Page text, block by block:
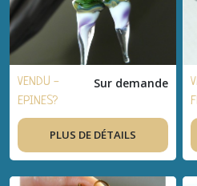
VENDU -
EPINES?
Boucles
d'oreilles
bohèmes,
artisanal,
Sur demande
PLUS DE DÉTAILS